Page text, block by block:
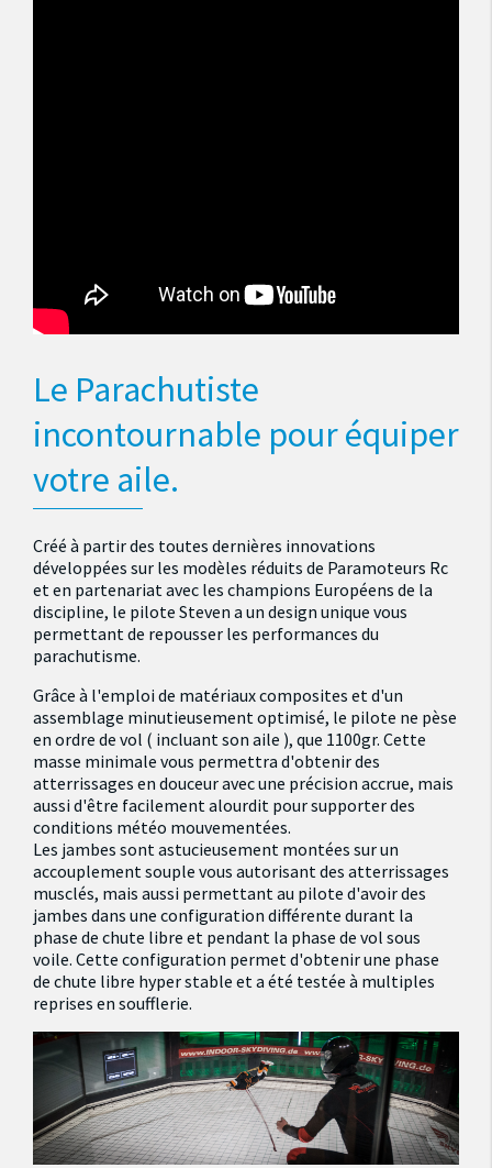
Le Parachutiste
incontournable pour équiper
votre aile.
Créé à partir des toutes dernières innovations
développées sur les modèles réduits de Paramoteurs Rc
et en partenariat avec les champions Européens de la
discipline, le pilote Steven a un design unique vous
permettant de repousser les performances du
parachutisme.
Grâce à l'emploi de matériaux composites et d'un
assemblage minutieusement optimisé, le pilote ne pèse
en ordre de vol ( incluant son aile ), que 1100gr. Cette
masse minimale vous permettra d'obtenir des
atterrissages en douceur avec une précision accrue, mais
aussi d'être facilement alourdit pour supporter des
conditions météo mouvementées.
Les jambes sont astucieusement montées sur un
accouplement souple vous autorisant des atterrissages
musclés, mais aussi permettant au pilote d'avoir des
jambes dans une configuration différente durant la
phase de chute libre et pendant la phase de vol sous
voile. Cette configuration permet d'obtenir une phase
de chute libre hyper stable et a été testée à multiples
reprises en soufflerie.